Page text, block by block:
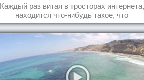
Каждый раз витая в просторах интернета,
находится что-нибудь такое, что
заставляет улыбнуться, удивиться,
восхититься...